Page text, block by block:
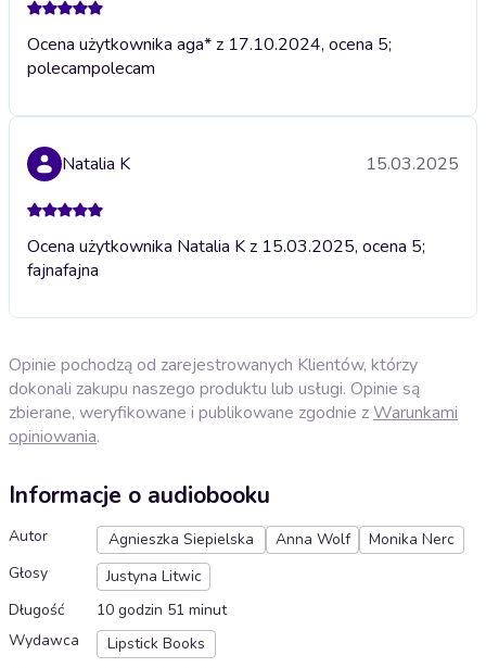
Ocena użytkownika aga* z 17.10.2024, ocena 5;
polecampolecam
Natalia K 15.03.2025
Ocena użytkownika Natalia K z 15.03.2025, ocena 5;
fajnafajna
Opinie pochodzą od zarejestrowanych Klientów, którzy
dokonali zakupu naszego produktu lub usługi. Opinie są
zbierane, weryfikowane i publikowane zgodnie zWarunkami
opiniowania.
Informacje o audiobooku
Autor Agnieszka Siepielska Anna Wolf
Monika Nerc
Głosy
Justyna Litwic
Długość
10 godzin 51 minut
Wydawca
Lipstick Books